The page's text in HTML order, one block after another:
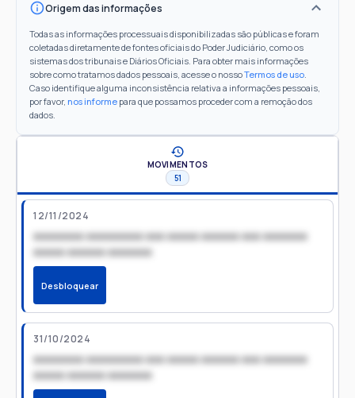
Origem das informações
Todas as informações processuais disponibilizadas são públicas e foram
coletadas diretamente de fontes oficiais do Poder Judiciário, como os
sistemas dos tribunais e Diários Oficiais. Para obter mais informações
sobre como tratamos dados pessoais, acesse o nossoTermos de uso.
Caso identifique alguma inconsistência relativa a informações pessoais,
por favor, nos informe para que possamos proceder com a remoção dos
dados.
MOVIMENTOS
51
12/11/2024
xxxxxxxx xxxxxxxxx xxx xxxxx xxxxxx xxx xxxxxxx
xxxxx xxxxxx xxxxxxx
Desbloquear
31/10/2024
xxxxxxxx xxxxxxxxx xxx xxxxx xxxxxx xxx xxxxxxx
xxxxx xxxxxx xxxxxxx